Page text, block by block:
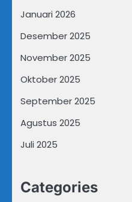
Januari 2026
Desember 2025
November 2025
Oktober 2025
September 2025
Agustus 2025
Juli 2025
Categories